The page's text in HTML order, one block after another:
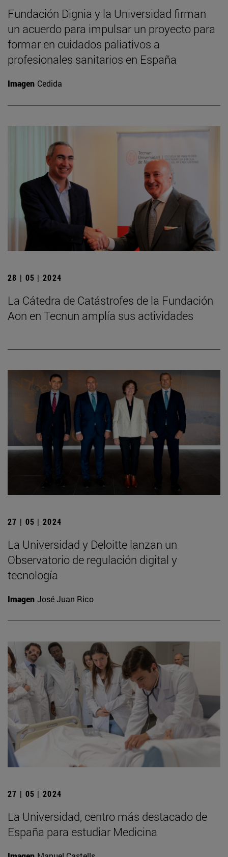
Fundación Dignia y la Universidad firman
un acuerdo para impulsar un proyecto para
formar en cuidados paliativos a
profesionales sanitarios en España
Imagen Cedida
28 | 05 | 2024
La Cátedra de Catástrofes de la Fundación
Aon en Tecnun amplía sus actividades
27 | 05 | 2024
La Universidad y Deloitte lanzan un
Observatorio de regulación digital y
tecnología
Imagen José Juan Rico
27 | 05 | 2024
La Universidad, centro más destacado de
España para estudiar Medicina